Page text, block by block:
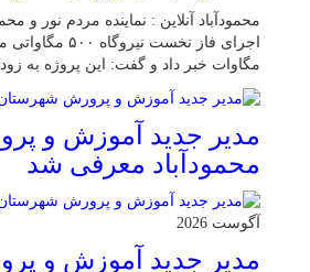
محمودآباد آنلاین : نماینده مردم نور و
مگاوات خبر داد و گفت: این پروژه به
مدیر جدید آموزش و
محمودآباد معرفی شد
آگوست 2026
مدیر جدید آموزش و